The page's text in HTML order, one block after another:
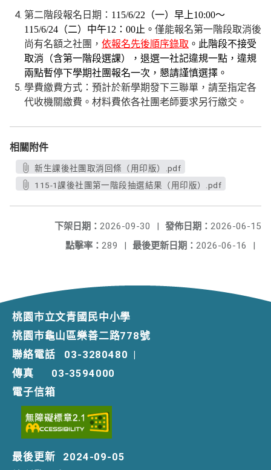
第二階段報名日期： 115/6/22 （一）早上10:00～
115/6/24 （二）中午12 ： 00止。 僅能報名第一階段取消後
尚有名額之社團， 依報名先後順序錄取 。此階段不接受
取消（含第一階段選課），退選一社記違規一點，違規
兩點暫停下學期社團報名一次，懇請謹慎選擇。
學費繳費方式：預計於新學期發下三聯單，請至指定各
代收機關繳費。材料費依各社團老師要求另行繳交。
相關附件
新生課後社團取消回條（用印版）.pdf
115-1課後社團第一階段抽選結果（用印版）.pdf
發佈日期： 2026-06-15
下架日期： 2026-09-30
|
最後更新日期： 2026-06-16 |
點擊率： 289 |
桃園市立文青國民中小學
桃園市龜山區樂善二路778號
聯絡電話
03-3280480 |
傳真
03-3594000
電子信箱
最後更新
2024-09-05